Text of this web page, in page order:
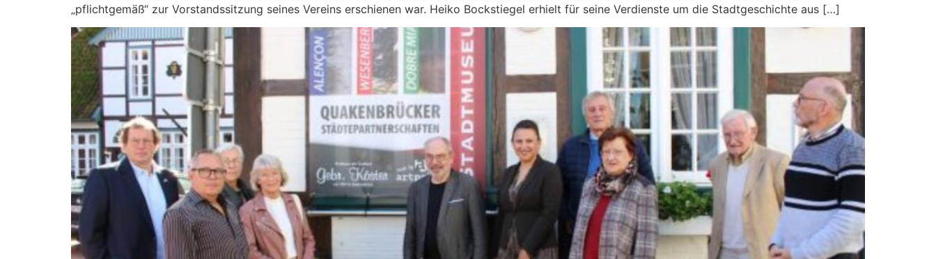
„pflichtgemäß“ zur Vorstandssitzung seines Vereins erschienen war. Heiko Bockstiegel erhielt für seine Verdienste um die Stadtgeschichte aus […]